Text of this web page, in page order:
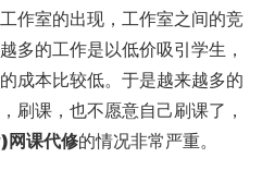
作室的出现，工作室之间的竞
多的工作是以低价吸引学生，
成本比较低。于是越来越多的
刷课，也不愿意自己刷课了，
课代修的情况非常严重。